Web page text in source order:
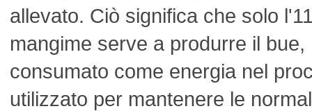
allevato. Ciò significa che solo
mangime serve a produrre il
consumato come energia nel
utilizzato per mantenere le